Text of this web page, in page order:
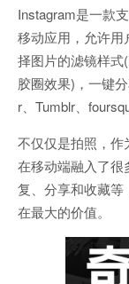
Instagram是一款
移动应用，允许
择图片的滤镜样式
胶圈效果)，一键
r、Tumblr、
不仅仅是拍照，作
在移动端融入了很
复、分享和收藏等
在最大的价值。